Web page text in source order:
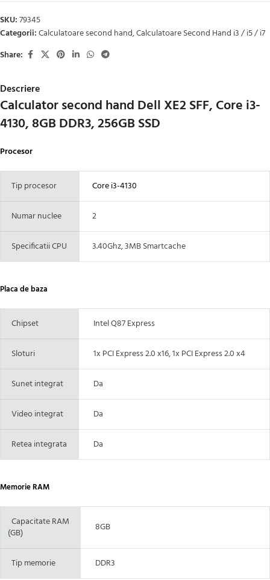
SKU:79345
Categorii:Calculatoare second hand,Calculatoare Second Hand i3 / i5 / i7
Share:
Descriere
Calculator second hand Dell XE2 SFF, Core i3-
4130, 8GB DDR3, 256GB SSD
Procesor
Tip procesor Core i3-4130
Numar nuclee 2
Specificatii CPU 3.40Ghz, 3MB Smartcache
Placa de baza
Chipset Intel Q87 Express
Sloturi 1x PCI Express 2.0 x16, 1x PCI Express 2.0 x4
Sunet integrat Da
Video integrat Da
Retea integrata Da
Memorie RAM
Capacitate RAM
(GB)
8GB
Tip memorie DDR3